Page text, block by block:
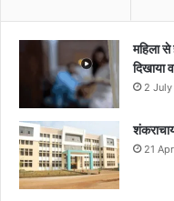
महिला
दिखाया
2
21